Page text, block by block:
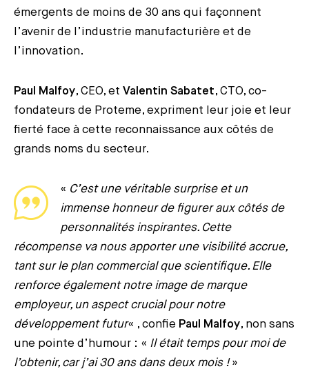
émergents de moins de 30 ans qui façonnent
l’avenir de l’industrie manufacturière et de
l’innovation.
Paul Malfoy, CEO, et Valentin Sabatet, CTO, co-
fondateurs de Proteme, expriment leur joie et leur
fierté face à cette reconnaissance aux côtés de
grands noms du secteur.
« C’est une véritable surprise et un
immense honneur de figurer aux côtés de
personnalités inspirantes. Cette
récompense va nous apporter une visibilité accrue,
tant sur le plan commercial que scientifique. Elle
renforce également notre image de marque
employeur, un aspect crucial pour notre
développement futur« , confie Paul Malfoy, non sans
une pointe d’humour : « Il était temps pour moi de
l’obtenir, car j’ai 30 ans dans deux mois !»